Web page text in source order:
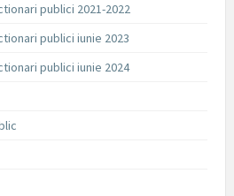
publici 2021-2022
publici iunie 2023
publici iunie 2024